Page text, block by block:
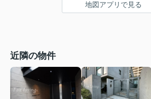
地図アプリで見る
近隣の物件